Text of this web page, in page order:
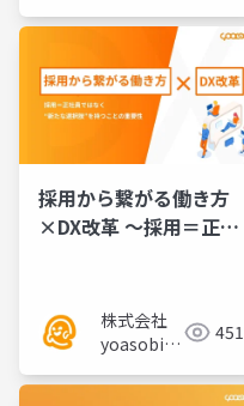
様
採用から繋がる働き方
×DX改革 〜採用＝正社
性～／セミナー資料
株式会社
yoasobi／
様
451